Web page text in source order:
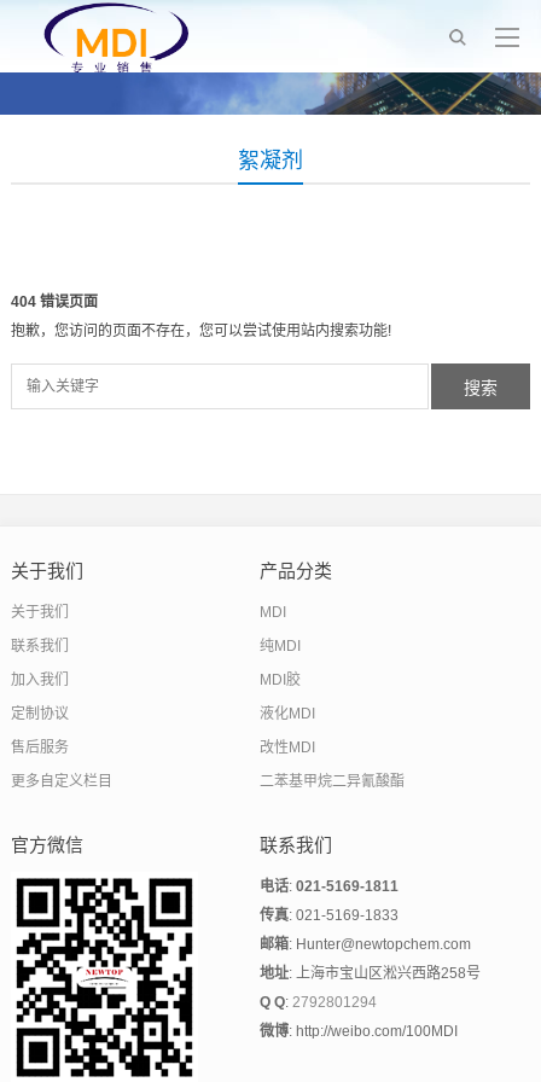
絮凝剂
404 错误页面
抱歉，您访问的页面不存在，您可以尝试使用站内搜索功能!
关于我们
关于我们
联系我们
加入我们
定制协议
售后服务
更多自定义栏目
产品分类
MDI
纯MDI
MDI胶
液化MDI
改性MDI
二苯基甲烷二异氰酸酯
官方微信 联系我们
电话:021-5169-1811
传真: 021-5169-1833
邮箱: Hunter@newtopchem.com
地址: 上海市宝山区淞兴西路258号
Q Q:2792801294
微博: http://weibo.com/100MDI